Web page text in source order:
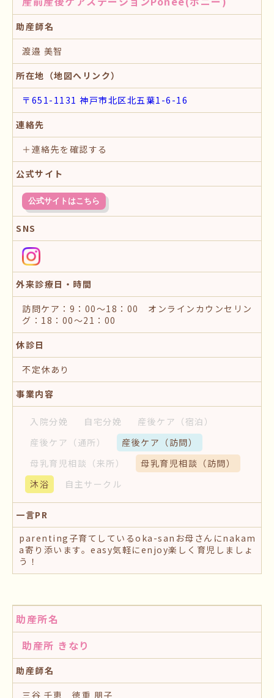
助産師名
渡邉 美智
所在地（地図へリンク）
〒651-1131 神戸市北区北五葉1-6-16
連絡先
＋連絡先を確認する
公式サイト
公式サイトはこちら
SNS
外来診療日・時間
訪問ケア：9：00～18：00 オンラインカウンセリン
グ：18：00～21：00
休診日
不定休あり
事業内容
入院分娩 自宅分娩 産後ケア （宿泊）
産後ケア （通所） 産後ケア （訪問）
母乳育児相談 （来所） 母乳育児相談 （訪問）
沐浴
自主サークル
一言PR
parenting子育てしているoka-sanお母さんにnakam
a寄り添います。easy気軽にenjoy楽しく育児しましょ
う！
助産所名
助産所 きなり
助産師名
三谷 千恵 徳重 朋子